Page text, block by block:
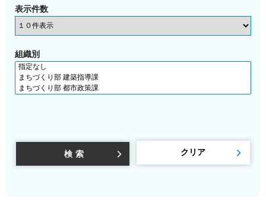
表示件数
組織別